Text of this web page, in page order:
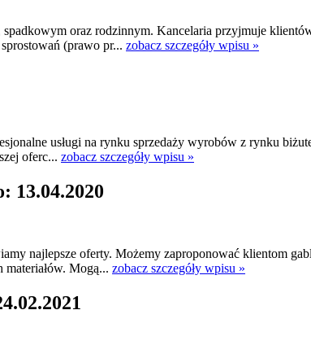
oraz rodzinnym. Kancelaria przyjmuje
(prawo pr... zobacz szczegóły wpisu »
usługi na rynku sprzedaży wyrobów z rynku
oferc... zobacz szczegóły wpisu »
13.04.2020
najlepsze oferty. Możemy zaproponować klientom
Mogą... zobacz szczegóły wpisu »